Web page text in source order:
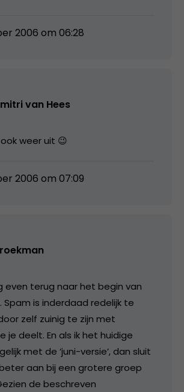
2006 om 06:28
van Hees
weer uit 😉
2006 om 07:09
even terug naar het begin van
Spam is inderdaad redelijk te
zelf zuinig te zijn met
je deelt. En als ik het huidige
met de ‘juni-versie’, dan sluit
aan bij een grotere groep
de beschreven